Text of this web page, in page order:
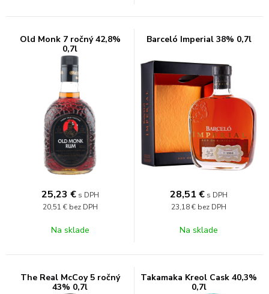
Old Monk 7 ročný 42,8%
0,7l
25,23 € s DPH
20,51 € bez DPH
Na sklade
Barceló Imperial 38% 0,7l
28,51 € s DPH
23,18 € bez DPH
Na sklade
The Real McCoy 5 ročný
43% 0,7l
Takamaka Kreol Cask 40,3%
0,7l